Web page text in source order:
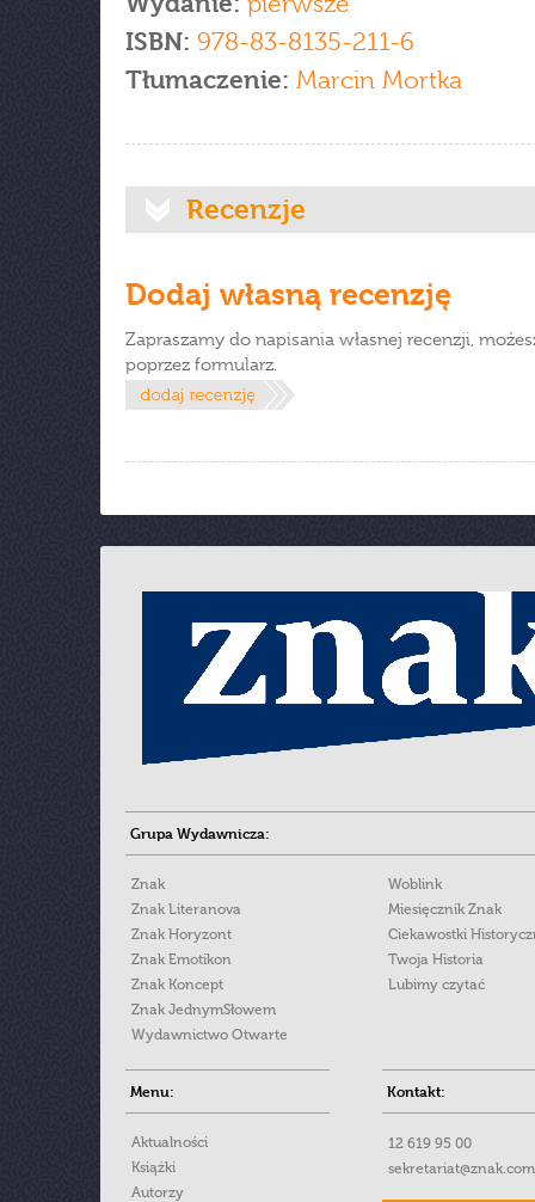
ISBN: 978-83-8135-211-6
Tłumaczenie: Marcin Mortka
Recenzje
Dodaj własną recenzję
Zapraszamy do napisania własnej recenzji,
poprzez formularz.
Grupa Wydawnicza:
Znak
Znak Literanova
Znak Horyzont
Znak Emotikon
Znak Koncept
Znak JednymSłowem
Wydawnictwo Otwarte
Woblink
Miesięcznik Znak
Ciekawostki
Twoja Historia
Lubimy czytać
Menu:
Aktualności
Książki
Autorzy
Kontakt:
12 619 95 00